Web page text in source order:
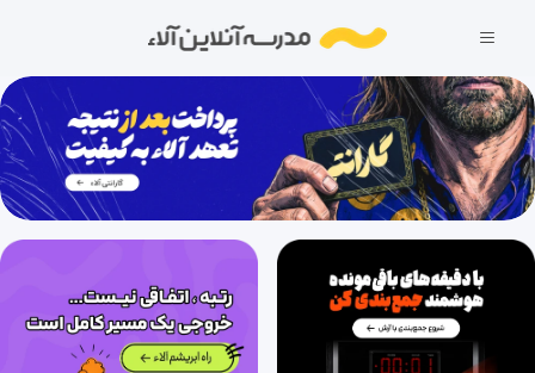
معرفی دوره نکته و تست آمار و احتمال یازدهم
6 دقیقه 1403/11/13